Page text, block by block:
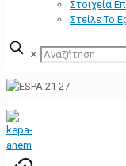
Στοιχεία
Στείλε Το
✕